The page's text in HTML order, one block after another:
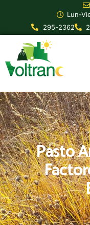
Lun-
295-2362
Pasto